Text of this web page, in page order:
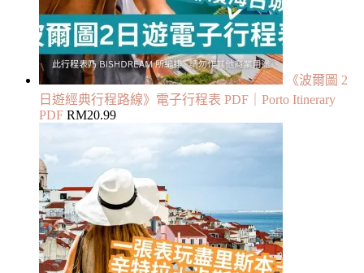
《波爾圖 2
日遊經典行程路線》電子行程表 PDF｜Porto Itinerary
PDF RM20.99